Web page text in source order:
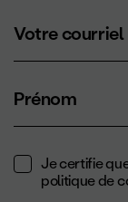
Votre courriel
Prénom
Je certifie
politique de